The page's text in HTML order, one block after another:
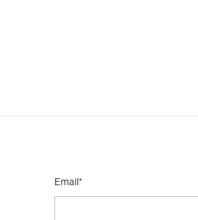
Email*